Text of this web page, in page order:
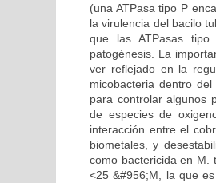
(una ATPasa tipo P
la virulencia del bacilo
que las ATPasas
patogénesis. La
ver reflejado en la
micobacteria dentro
para controlar algunos
de especies de
interacción entre el
biometales, y
como bactericida en M.
<25 &#956;M, la que